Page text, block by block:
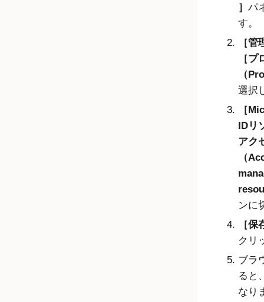
パ
す。
管
プ
（
選択
IDリ
アク
（
ンに
保
クリ
ブラ
ると
なり